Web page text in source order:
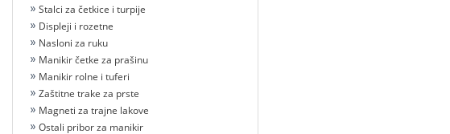
Stalci za četkice i turpije
Displeji i rozetne
Nasloni za ruku
Manikir četke za prašinu
Manikir rolne i tuferi
Zaštitne trake za prste
Magneti za trajne lakove
Ostali pribor za manikir